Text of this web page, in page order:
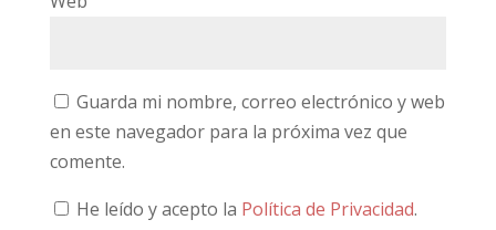
Guarda mi nombre, correo electrónico y web
en este navegador para la próxima vez que
comente.
He leído y acepto la Política de Privacidad.